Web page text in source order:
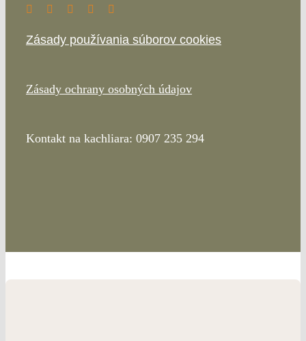
Zásady používania súborov cookies
Zásady ochrany osobných údajov
Kontakt na kachliara: 0907 235 294